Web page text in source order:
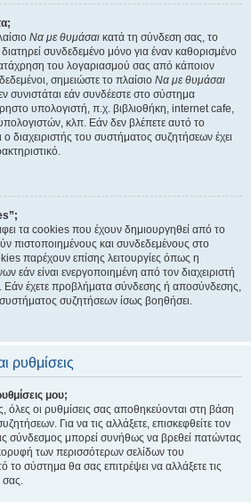
Να με θυμάσαι κατά τη σύνδεση σας, το
συνδεδεμένο μόνο για έναν καθορισμένο
του λογαριασμού σας από κάποιον
σημειώστε το πλαίσιο Να με θυμάσαι
συνιστάται εάν συνδέεστε στο σύστημα
υπολογιστή, π.χ. βιβλιοθήκη, internet cafe,
κλπ. Εάν δεν βλέπετε αυτό το
ο διαχειριστής του συστήματος συζητήσεων έχει
τα cookies που έχουν δημιουργηθεί από το
πιστοποιημένους και συνδεδεμένους στο
παρέχουν επίσης λειτουργίες όπως η
είναι ενεργοποιημένη από τον διαχειριστή
έχετε προβλήματα σύνδεσης ή αποσύνδεσης,
συζητήσεων ίσως βοηθήσει.
ρυθμίσεις
μου;
όλες οι ρυθμίσεις σας αποθηκεύονται στη βάση
Για να τις αλλάξετε, επισκεφθείτε τον
σύνδεσμος μπορεί συνήθως να βρεθεί πατώντας
των περισσότερων σελίδων του
σύστημα θα σας επιτρέψει να αλλάξετε τις
σας.